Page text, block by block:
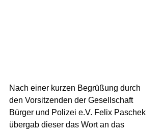
Nach einer kurzen Begrüßung durch
den Vorsitzenden der Gesellschaft
Bürger und Polizei e.V. Felix Paschek
übergab dieser das Wort an das